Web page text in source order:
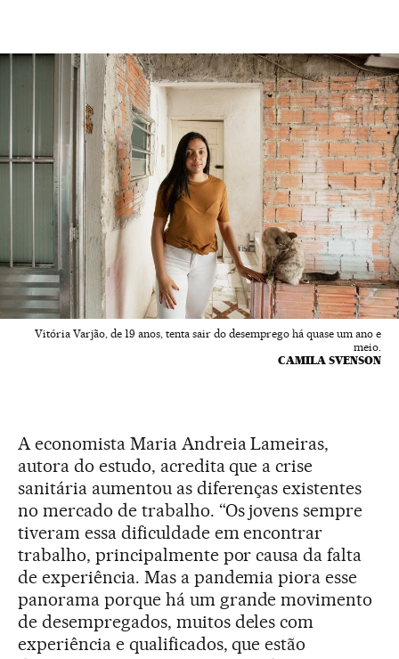
Vitória Varjão, de 19 anos, tenta sair do desemprego há quase um ano e
meio.
CAMILA SVENSON
A economista Maria Andreia Lameiras,
autora do estudo, acredita que a crise
sanitária aumentou as diferenças existentes
no mercado de trabalho. “Os jovens sempre
tiveram essa dificuldade em encontrar
trabalho, principalmente por causa da falta
de experiência. Mas a pandemia piora esse
panorama porque há um grande movimento
de desempregados, muitos deles com
experiência e qualificados, que estão